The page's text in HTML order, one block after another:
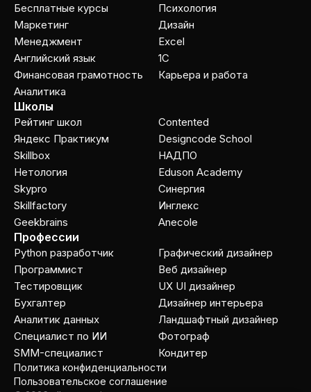
Бесплатные курсы
Маркетинг
Менеджмент
Английский язык
Финансовая грамотность
Аналитика
Психология
Дизайн
Excel
1C
Карьера и работа
Школы
Рейтинг школ
Яндекс Практикум
Skillbox
Нетология
Skypro
Skillfactory
Geekbrains
Contented
Designcode School
НАДПО
Eduson Academy
Cинергия
Инглекс
Anecole
Профессии
Python разработчик
Программист
Тестировщик
Бухгалтер
Аналитик данных
Специалист по ИИ
SMM-специалист
Графический дизайнер
Веб дизайнер
UX UI дизайнер
Дизайнер интерьера
Ландшафтный дизайнер
Фотограф
Кондитер
Пользовательское соглашение
Политика конфиденциальности